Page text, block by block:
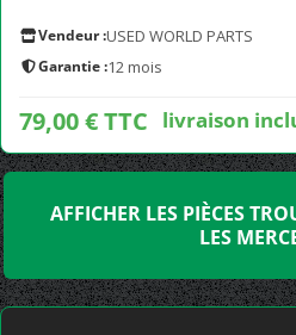
Vendeur :USED WORLD PARTS
Garantie :12 mois
79,00 € TTC livraison
AFFICHER LES PIÈCES
LES